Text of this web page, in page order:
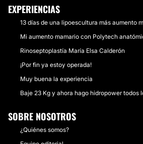
EXPERIENCIAS
13 días de una lipoescultura más aumento
Mi aumento mamario con Polytech
Rinoseptoplastía María Elsa Calderón
¡Por fin ya estoy operada!
Muy buena la experiencia
Baje 23 Kg y ahora hago hidropower todos
SOBRE NOSOTROS
¿Quiénes somos?